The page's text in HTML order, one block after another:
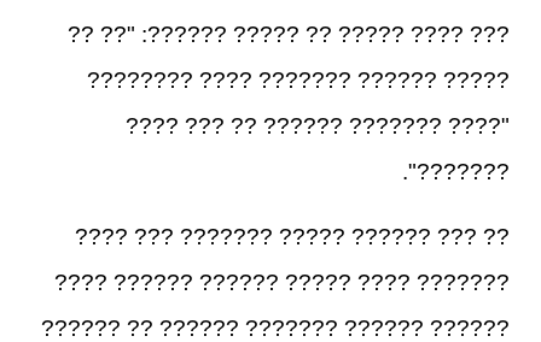
??? ???? ????? ?? ????? ??????: "?? ??
????? ?????? ??????? ???? ????????
"???? ??????? ?????? ?? ??? ????
???????".
?? ??? ?????? ????? ??????? ??? ????
??????? ???? ????? ?????? ?????? ????
?????? ?????? ??????? ?????? ?? ??????